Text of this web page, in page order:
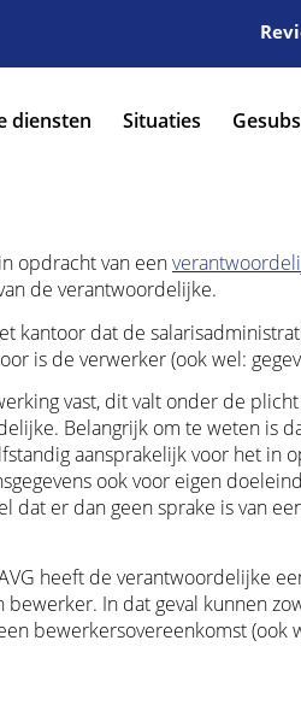
diensten Situaties
opdracht van een
de verantwoordelijke.
kantoor dat de
is de verwerker (ook wel:
vast, dit valt onder de
Belangrijk om te weten is
aansprakelijk voor het in
ook voor eigen
dat er dan geen sprake is van
heeft de verantwoordelijke
In dat geval kunnen
bewerkersovereenkomst (ook